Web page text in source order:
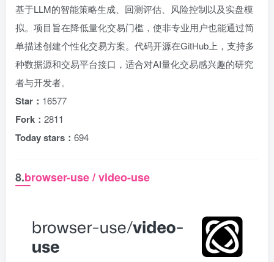
基于LLM的智能策略生成、回测评估、风险控制以及实盘模
拟。项目旨在降低量化交易门槛，使非专业用户也能通过简
单描述创建个性化交易方案。代码开源在GitHub上，支持多
种数据源和交易平台接口，适合对AI量化交易感兴趣的研究
者与开发者。
Star： 16577
Fork： 2811
Today stars： 694
8.browser-use / video-use